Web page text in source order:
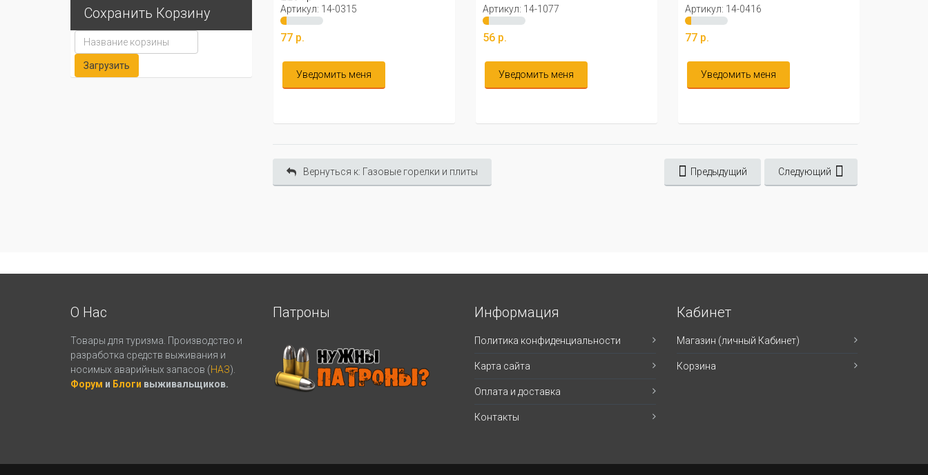
Артикул: 14-0315
77 р.
Уведомить меня
Артикул: 14-1077
56 р.
Уведомить меня
Артикул: 14-0416
77 р.
Уведомить меня
Артикул: 14-1800
51 р.
Уведомить меня
Вернуться к: Газовые горелки и плиты Предыдущий Следующий
Сохранить Корзину
О Нас
Товары для туризма. Производство и
разработка средств выживания и
носимых аварийных запасов (НАЗ).
Форум и Блоги выживальщиков.
Патроны Информация
Политика конфиденциальности
Карта сайта
Оплата и доставка
Контакты
Кабинет
Магазин (личный Кабинет)
Корзина